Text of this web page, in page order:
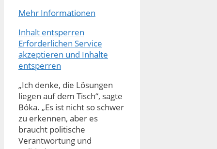
Mehr Informationen
Inhalt entsperren
Erforderlichen Service
akzeptieren und Inhalte
entsperren
„Ich denke, die Lösungen
liegen auf dem Tisch“, sagte
Bóka. „Es ist nicht so schwer
zu erkennen, aber es
braucht politische
Verantwortung und